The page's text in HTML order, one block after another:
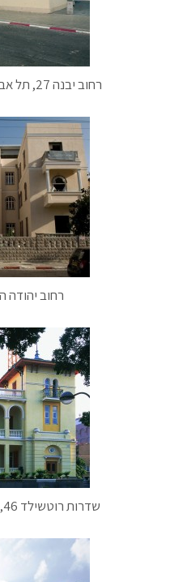
רחוב יבנה 27, תל אביב-יפו – בית וועד הקהילה
רחוב יהודה הלוי 6,תל
שדרות רוטשילד 46, תל אביב-יפו – "בית לוין"